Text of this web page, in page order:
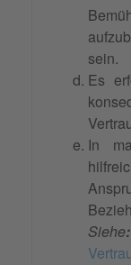
sein.
Es
In
Siehe: